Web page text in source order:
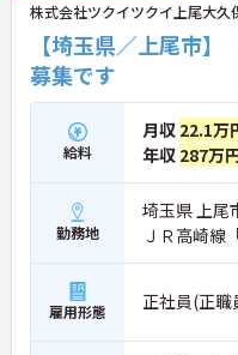
株式会社ツクイツクイ上尾大久
【埼玉県／上尾市
募集です
給料
月収 22.1万
年収 287万
勤務地
埼玉県 上尾
ＪＲ高崎線
雇用形態 正社員(正職